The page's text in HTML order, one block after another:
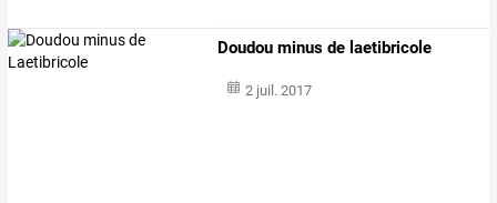
Doudou minus de laetibricole
2 juil. 2017